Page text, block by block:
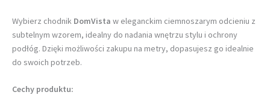
Wybierz chodnik DomVista w eleganckim ciemnoszarym odcieniu z
subtelnym wzorem, idealny do nadania wnętrzu stylu i ochrony
podłóg. Dzięki możliwości zakupu na metry, dopasujesz go idealnie
do swoich potrzeb.
Cechy produktu: